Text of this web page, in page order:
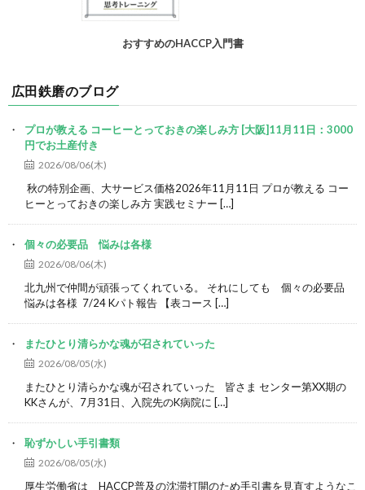
おすすめのHACCP入門書
広田鉄磨のブログ
プロが教える コーヒーとっておきの楽しみ方 [大阪]11月11日：3000
円でお土産付き
2026/08/06(木)
秋の特別企画、大サービス価格2026年11月11日 プロが教える コー
ヒーとっておきの楽しみ方 実践セミナー […]
個々の必要品 悩みは各様
2026/08/06(木)
北九州で仲間が頑張ってくれている。 それにしても 個々の必要品
悩みは各様 7/24 Kパト報告 【表コース […]
またひとり清らかな魂が召されていった
2026/08/05(水)
またひとり清らかな魂が召されていった 皆さま センター第XX期の
KKさんが、7月31日、入院先のK病院に […]
恥ずかしい手引書類
2026/08/05(水)
厚生労働省は HACCP普及の沈滞打開のため手引書を見直すようなこ